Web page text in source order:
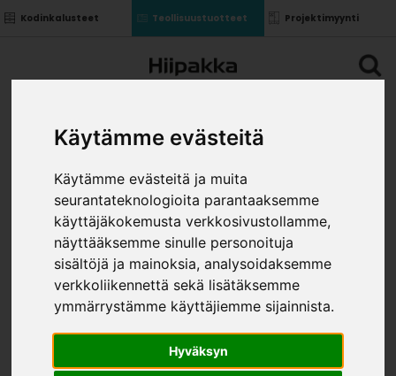
Käytämme evästeitä
Käytämme evästeitä ja muita
seurantateknologioita parantaaksemme
käyttäjäkokemusta verkkosivustollamme,
näyttääksemme sinulle personoituja
sisältöjä ja mainoksia, analysoidaksemme
verkkoliikennettä sekä lisätäksemme
ymmärrystämme käyttäjiemme sijainnista.
Hyväksyn
Kodinkalusteet Teollisuustuotteet Projektimyynti